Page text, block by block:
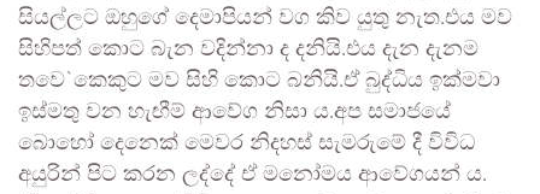
සියල්ලට ඔහුගේ දෙමාපියන් වග කිව යුතු නැත.එය මව
සිහිපත් කොට බැන වදින්නා ද දනියි.එය දැන දැනම
තවෙ`කෙකුට මව සිහි කොට බනියි.ඒ බුද්ධිය ඉක්මවා
ඉස්මතු වන හැඟීම් ආවේග නිසා ය.අප සමාජයේ
බොහෝ දෙනෙක් මෙවර නිදහස් සැමරුමේ දී විවිධ
අයුරින් පිට කරන ලද්දේ ඒ මනෝමය ආවේගයන් ය.